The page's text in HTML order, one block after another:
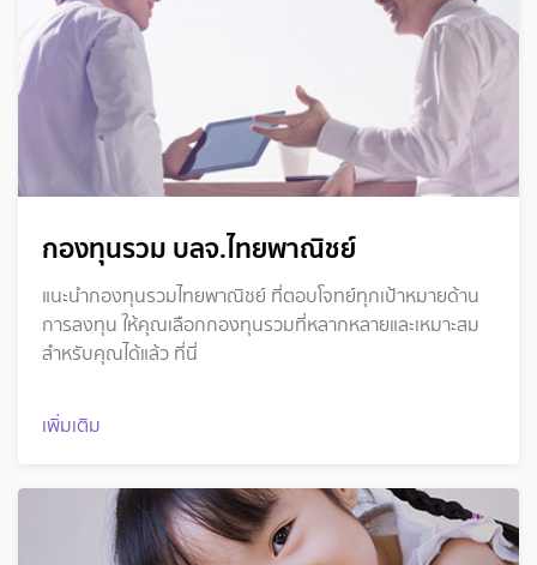
กองทุนรวม บลจ.ไทยพาณิชย์
แนะนำกองทุนรวมไทยพาณิชย์ ที่ตอบโจทย์ทุกเป้าหมายด้าน
การลงทุน ให้คุณเลือกกองทุนรวมที่หลากหลายและเหมาะสม
สำหรับคุณได้แล้ว ที่นี่
เพิ่มเติม